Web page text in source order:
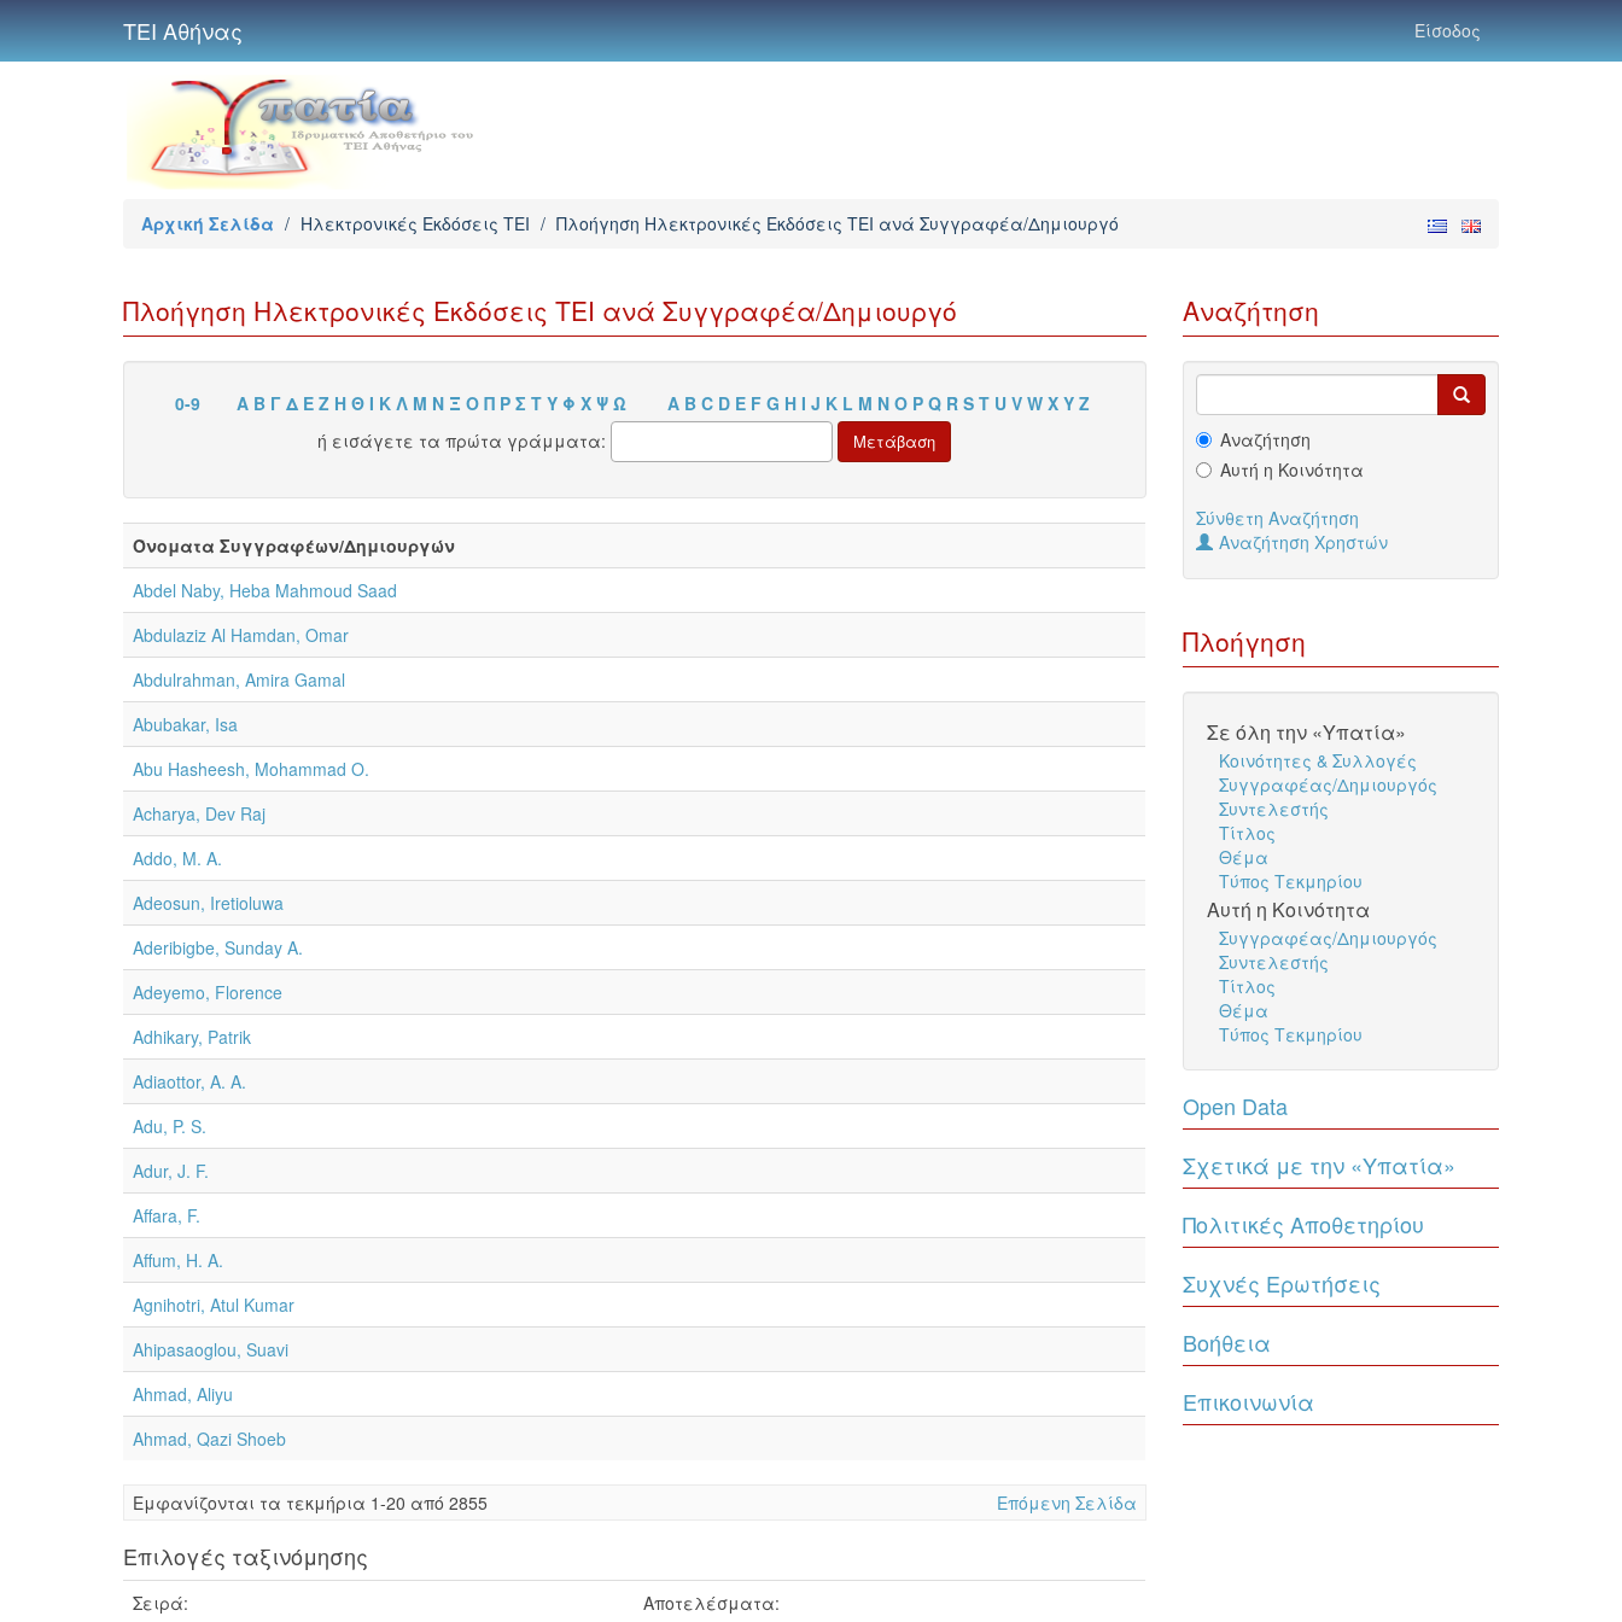
ΤΕΙ Αθήνας Είσοδος
Αρχική Σελίδα / Ηλεκτρονικές Εκδόσεις TEI / Πλοήγηση Ηλεκτρονικές Εκδόσεις TEI ανά Συγγραφέα/Δημιουργό
Πλοήγηση Ηλεκτρονικές Εκδόσεις TEI ανά Συγγραφέα/Δημιουργό
0-9 Α Β Γ Δ Ε Ζ Η Θ Ι Κ Λ Μ Ν Ξ Ο Π Ρ Σ Τ Υ Φ Χ Ψ Ω A B C D E F G H I J K L M N O P Q R S T U V W X Y Z
ή εισάγετε τα πρώτα γράμματα:
Όνοματα Συγγραφέων/Δημιουργών
Abdel Naby, Heba Mahmoud Saad
Abdulaziz Al Hamdan, Omar
Abdulrahman, Amira Gamal
Abubakar, Isa
Abu Hasheesh, Mohammad O.
Acharya, Dev Raj
Addo, M. A.
Adeosun, Iretioluwa
Aderibigbe, Sunday A.
Adeyemo, Florence
Adhikary, Patrik
Adiaottor, A. A.
Adu, P. S.
Adur, J. F.
Affara, F.
Affum, H. A.
Agnihotri, Atul Kumar
Ahipasaoglou, Suavi
Ahmad, Aliyu
Ahmad, Qazi Shoeb
Eμφανίζονται τα τεκμήρια 1-20 από 2855 Επόμενη Σελίδα
Επιλογές ταξινόμησης
Σειρά: Αποτελέσματα:
Αναζήτηση
Αναζήτηση
Αυτή η Κοινότητα
Σύνθετη Αναζήτηση
Αναζήτηση Χρηστών
Πλοήγηση
Σε όλη την «Υπατία»
Κοινότητες & Συλλογές
Συγγραφέας/Δημιουργός
Συντελεστής
Τίτλος
Θέμα
Τύπος Τεκμηρίου
Αυτή η Κοινότητα
Συγγραφέας/Δημιουργός
Συντελεστής
Τίτλος
Θέμα
Τύπος Τεκμηρίου
Open Data
Σχετικά με την «Υπατία»
Πολιτικές Αποθετηρίου
Συχνές Ερωτήσεις
Βοήθεια
Επικοινωνία